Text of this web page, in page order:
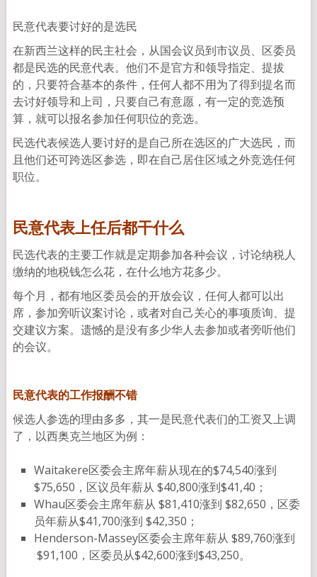
民意代表要讨好的是选民
在新西兰这样的民主社会，从国会议员到市议员、区委员
都是民选的民意代表。他们不是官方和领导指定、提拔
的，只要符合基本的条件，任何人都不用为了得到提名而
去讨好领导和上司，只要自己有意愿，有一定的竞选预
算，就可以报名参加任何职位的竞选。
民选代表候选人要讨好的是自己所在选区的广大选民，而
且他们还可跨选区参选，即在自己居住区域之外竞选任何
职位。
民意代表上任后都干什么
民选代表的主要工作就是定期参加各种会议，讨论纳税人
缴纳的地税钱怎么花，在什么地方花多少。
每个月，都有地区委员会的开放会议，任何人都可以出
席，参加旁听议案讨论，或者对自己关心的事项质询、提
交建议方案。遗憾的是没有多少华人去参加或者旁听他们
的会议。
民意代表的工作报酬不错
候选人参选的理由多多，其一是民意代表们的工资又上调
了，以西奥克兰地区为例：
Waitakere区委会主席年薪从现在的$74,540涨到
$75,650，区议员年薪从 $40,800涨到$41,40；
Whau区委会主席年薪从 $81,410涨到 $82,650，区委
员年薪从$41,700涨到 $42,350；
Henderson-Massey区委会主席年薪从 $89,760涨到
$91,100，区委员从$42,600涨到$43,250。